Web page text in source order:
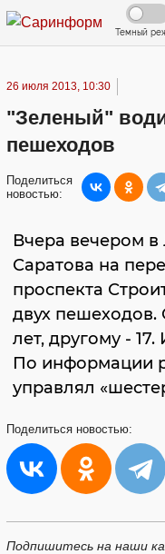
Темный
26 июля 2013, 10:30
"Зеленый"
пешеходов
Поделиться
новостью:
Вчера вечером
Саратова на
проспекта
двух
лет, другому -
По информации
управлял
Поделиться новостью:
Подпишитесь на наши